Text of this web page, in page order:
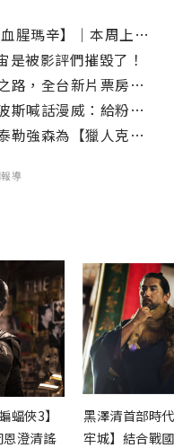
本周上線、電視首播推薦
是被影評們摧毀了！
冠軍【獵人克萊文】大殺四方
：給粉絲們想要的東西吧！
文】大秀雕像級結實六塊肌！
導
蝠俠3】
澄清謠
黑澤清首部時
牢城】結合戰